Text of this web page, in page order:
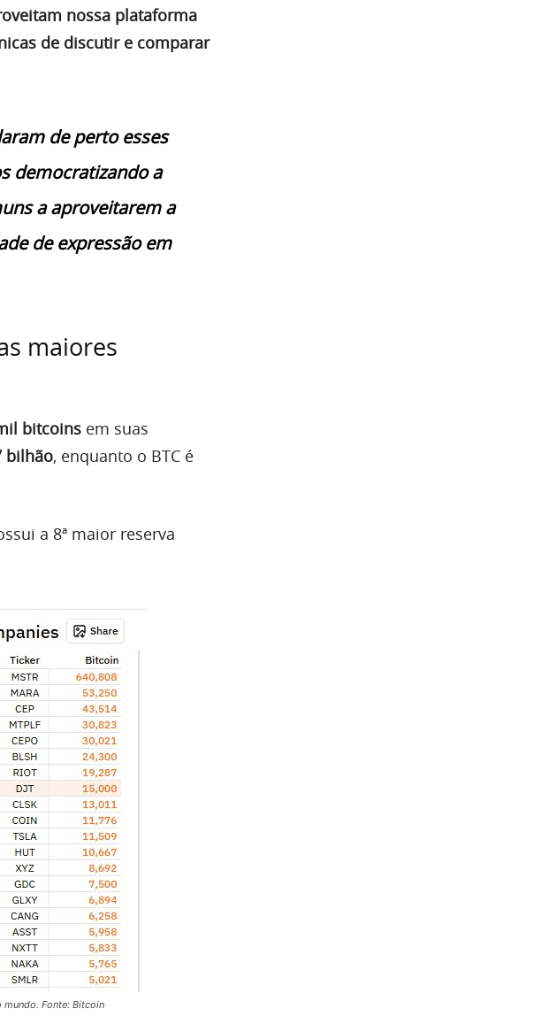
nossa plataforma
de discutir e comparar
de perto esses
democratizando a
a aproveitarem a
de expressão em
maiores
bitcoins em suas
bilhão, enquanto o BTC é
a 8ª maior reserva
mundo. Fonte: Bitcoin